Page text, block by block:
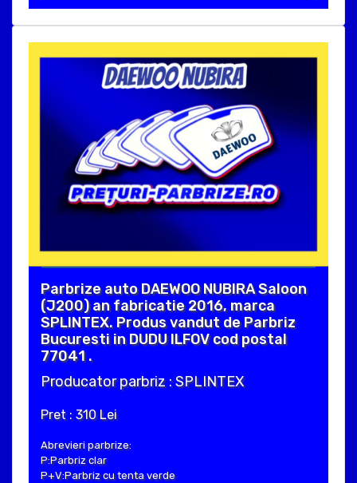
Parbrize auto DAEWOO NUBIRA Saloon
(J200) an fabricatie 2016, marca
SPLINTEX. Produs vandut de Parbriz
Bucuresti in DUDU ILFOV cod postal
77041 .
Producator parbriz : SPLINTEX
Pret : 310 Lei
Abrevieri parbrize:
P:Parbriz clar
P+V:Parbriz cu tenta verde